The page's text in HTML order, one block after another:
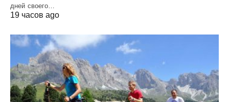
дней своего…
19 часов ago